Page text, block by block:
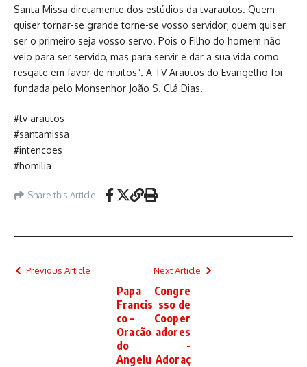
Santa Missa diretamente dos estúdios da tvarautos. Quem
quiser tornar-se grande torne-se vosso servidor; quem quiser
ser o primeiro seja vosso servo. Pois o Filho do homem não
veio para ser servido, mas para servir e dar a sua vida como
resgate em favor de muitos”. A TV Arautos do Evangelho foi
fundada pelo Monsenhor João S. Clá Dias.
#tv arautos
#santamissa
#intencoes
#homilia
Share this Article
Previous Article
Papa
Francis
co –
Oracão
do
Angelu
Next Article
Congre
sso de
Cooper
adores
-
Adoraç